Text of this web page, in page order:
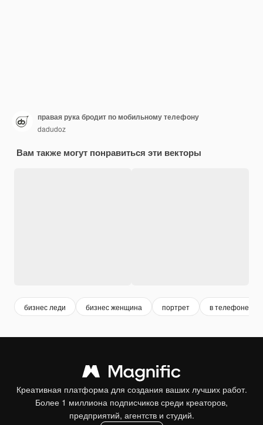
правая рука бродит по мобильному телефону
dadudoz
Вам также могут понравиться эти векторы
бизнес леди бизнес женщина портрет в телефоне
Креативная платформа для создания ваших лучших работ.
Более 1 миллиона подписчиков среди креаторов,
предприятий, агентств и студий.